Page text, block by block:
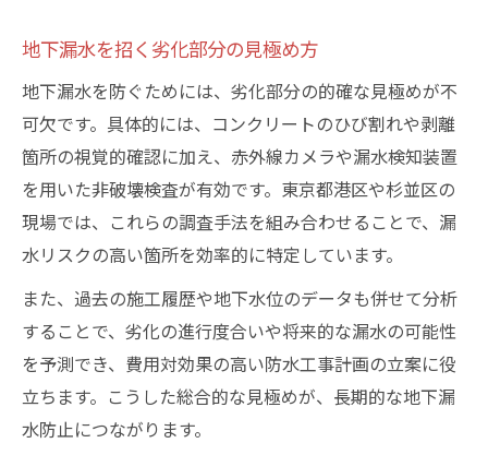
地下漏水を招く劣化部分の見極め方
地下漏水を防ぐためには、劣化部分の的確な見極めが不
可欠です。具体的には、コンクリートのひび割れや剥離
箇所の視覚的確認に加え、赤外線カメラや漏水検知装置
を用いた非破壊検査が有効です。東京都港区や杉並区の
現場では、これらの調査手法を組み合わせることで、漏
水リスクの高い箇所を効率的に特定しています。
また、過去の施工履歴や地下水位のデータも併せて分析
することで、劣化の進行度合いや将来的な漏水の可能性
を予測でき、費用対効果の高い防水工事計画の立案に役
立ちます。こうした総合的な見極めが、長期的な地下漏
水防止につながります。